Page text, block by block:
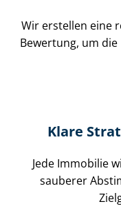
Wir erstellen eine
Bewertung, um
Klare
Jede Immobilie
sauberer